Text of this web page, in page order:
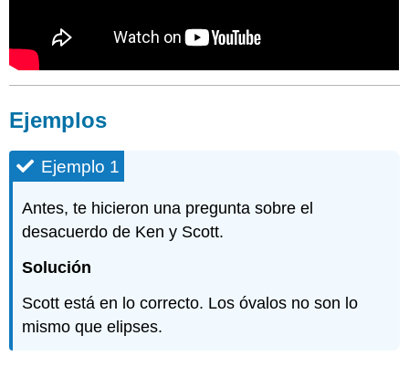
Ejemplos
Ejemplo 1
Antes, te hicieron una pregunta sobre el
desacuerdo de Ken y Scott.
Solución
Scott está en lo correcto. Los óvalos no son lo
mismo que elipses.